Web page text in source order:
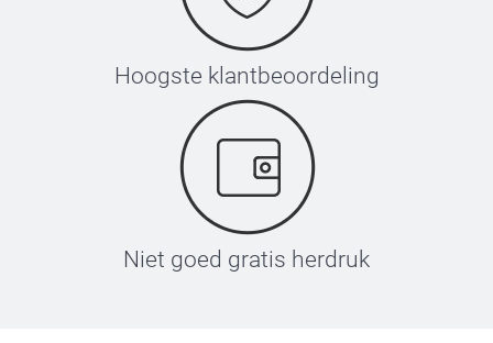
Hoogste klantbeoordeling
Niet goed gratis herdruk